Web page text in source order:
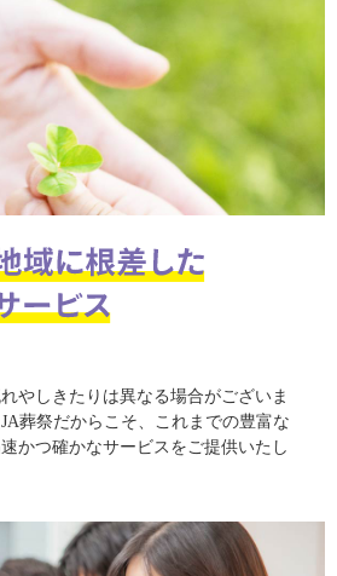
やしきたりは異なる場合がございま
葬祭だからこそ、これまでの豊富な
かつ確かなサービスをご提供いたし